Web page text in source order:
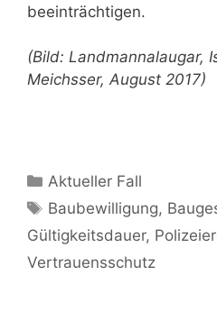
beeinträchtigen.
(Bild: Landmannalaugar,
Meichsser, August 2017)
Aktueller Fall
Baubewilligung,
Gültigkeitsdauer,
Vertrauensschutz